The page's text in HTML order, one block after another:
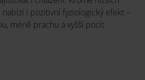
i pozitivní fyziologický efekt –
méně prachu a vyšší pocit